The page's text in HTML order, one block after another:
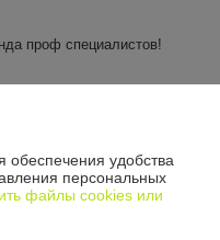
проф специалистов!
удобства
персональных
файлы cookies или